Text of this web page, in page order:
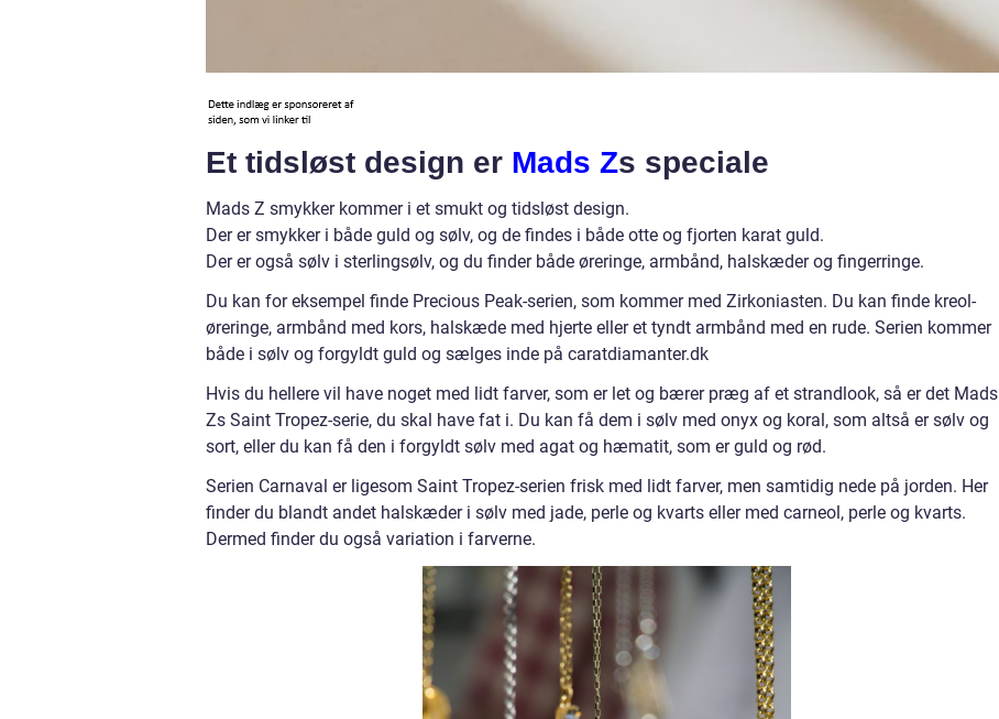
Et tidsløst design er Mads Zs speciale
Mads Z smykker kommer i et smukt og tidsløst design.
Der er smykker i både guld og sølv, og de findes i både otte og fjorten karat guld.
Der er også sølv i sterlingsølv, og du finder både øreringe, armbånd, halskæder og fingerringe.
Du kan for eksempel finde Precious Peak-serien, som kommer med Zirkoniasten. Du kan finde kreol-
øreringe, armbånd med kors, halskæde med hjerte eller et tyndt armbånd med en rude. Serien kommer
både i sølv og forgyldt guld og sælges inde på caratdiamanter.dk
Hvis du hellere vil have noget med lidt farver, som er let og bærer præg af et strandlook, så er det Mads
Zs Saint Tropez-serie, du skal have fat i. Du kan få dem i sølv med onyx og koral, som altså er sølv og
sort, eller du kan få den i forgyldt sølv med agat og hæmatit, som er guld og rød.
Serien Carnaval er ligesom Saint Tropez-serien frisk med lidt farver, men samtidig nede på jorden. Her
finder du blandt andet halskæder i sølv med jade, perle og kvarts eller med carneol, perle og kvarts.
Dermed finder du også variation i farverne.